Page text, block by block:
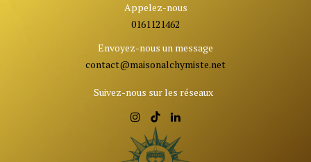
Appelez-nous
0161121462
Envoyez-nous un message
contact@maisonalchymiste.net
Suivez-nous sur les réseaux